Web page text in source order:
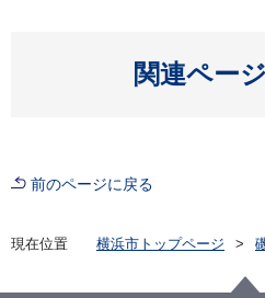
関連ペー
前のページに戻る
現在位置 横浜市トップページ
磯子区青少年育成協議会